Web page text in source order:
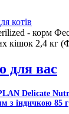
котів
- корм
кішок 2,4
для вас
Delicate
з індичкою 85 г